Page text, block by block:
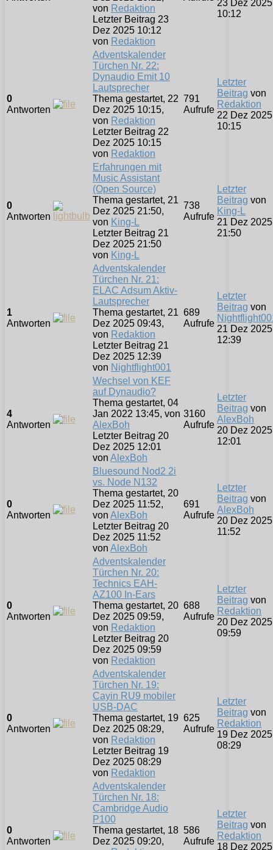
von Redaktion
Letzter Beitrag 23
Dez 2025 10:12
von Redaktion
23 Dez 2025
10:12
0
Antworten
Adventskalender
Türchen Nr. 22:
Dynaudio Emit 10
Lautsprecher
Thema gestartet, 22
Dez 2025 10:15,
von Redaktion
Letzter Beitrag 22
Dez 2025 10:15
von Redaktion
791
Aufrufe
Letzter
Beitrag von
Redaktion
22 Dez 2025
10:15
0
Antworten
Erfahrungen mit
Music Assistant
(Open Source)
Thema gestartet, 21
Dez 2025 21:50,
von King-L
Letzter Beitrag 21
Dez 2025 21:50
von King-L
738
Aufrufe
Letzter
Beitrag von
King-L
21 Dez 2025
21:50
1
Antworten
Adventskalender
Türchen Nr. 21:
ELAC Adsum Aktiv-
Lautsprecher
Thema gestartet, 21
Dez 2025 09:43,
von Redaktion
Letzter Beitrag 21
Dez 2025 12:39
von Nightflight001
689
Aufrufe
Letzter
Beitrag von
21 Dez 2025
12:39
4
Antworten
Wechsel von KEF
auf Dynaudio?
Thema gestartet, 04
Jan 2022 13:45, von
AlexBoh
Letzter Beitrag 20
Dez 2025 12:01
von AlexBoh
3160
Aufrufe
Letzter
Beitrag von
AlexBoh
20 Dez 2025
12:01
0
Antworten
Bluesound Nod2 2i
vs. Node N132
Thema gestartet, 20
Dez 2025 11:52,
von AlexBoh
Letzter Beitrag 20
Dez 2025 11:52
von AlexBoh
691
Aufrufe
Letzter
Beitrag von
AlexBoh
20 Dez 2025
11:52
0
Antworten
Adventskalender
Türchen Nr. 20:
Technics EAH-
AZ100 In-Ears
Thema gestartet, 20
Dez 2025 09:59,
von Redaktion
Letzter Beitrag 20
Dez 2025 09:59
von Redaktion
688
Aufrufe
Letzter
Beitrag von
Redaktion
20 Dez 2025
09:59
0
Antworten
Adventskalender
Türchen Nr. 19:
Cayin RU9 mobiler
USB-DAC
Thema gestartet, 19
Dez 2025 08:29,
von Redaktion
Letzter Beitrag 19
Dez 2025 08:29
von Redaktion
625
Aufrufe
Letzter
Beitrag von
Redaktion
19 Dez 2025
08:29
0
Antworten
Adventskalender
Türchen Nr. 18:
Cambridge Audio
P100
Thema gestartet, 18
Dez 2025 09:20,
586
Aufrufe
Letzter
Beitrag von
Redaktion
18 Dez 2025